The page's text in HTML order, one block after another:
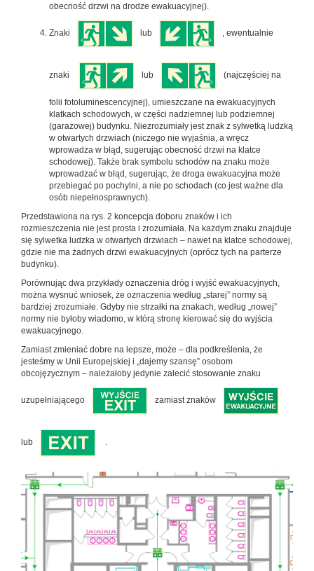
obecność drzwi na drodze ewakuacyjnej).
Znaki lub , ewentualnie
znaki lub (najczęściej na
folii fotoluminescencyjnej), umieszczane na ewakuacyjnych
klatkach schodowych, w części nadziemnej lub podziemnej
(garażowej) budynku. Niezrozumiały jest znak z sylwetką ludzką
w otwartych drzwiach (niczego nie wyjaśnia, a wręcz
wprowadza w błąd, sugerując obecność drzwi na klatce
schodowej). Także brak symbolu schodów na znaku może
wprowadzać w błąd, sugerując, że droga ewakuacyjna może
przebiegać po pochylni, a nie po schodach (co jest ważne dla
osób niepełnosprawnych).
Przedstawiona na rys. 2 koncepcja doboru znaków i ich
rozmieszczenia nie jest prosta i zrozumiała. Na każdym znaku znajduje
się sylwetka ludzka w otwartych drzwiach – nawet na klatce schodowej,
gdzie nie ma żadnych drzwi ewakuacyjnych (oprócz tych na parterze
budynku).
Porównując dwa przykłady oznaczenia dróg i wyjść ewakuacyjnych,
można wysnuć wniosek, że oznaczenia według „starej” normy są
bardziej zrozumiałe. Gdyby nie strzałki na znakach, według „nowej”
normy nie byłoby wiadomo, w którą stronę kierować się do wyjścia
ewakuacyjnego.
Zamiast zmieniać dobre na lepsze, może – dla podkreślenia, że
jesteśmy w Unii Europejskiej i „dajemy szansę” osobom
obcojęzycznym – należałoby jedynie zalecić stosowanie znaku
uzupełniającego zamiast znaków
lub .